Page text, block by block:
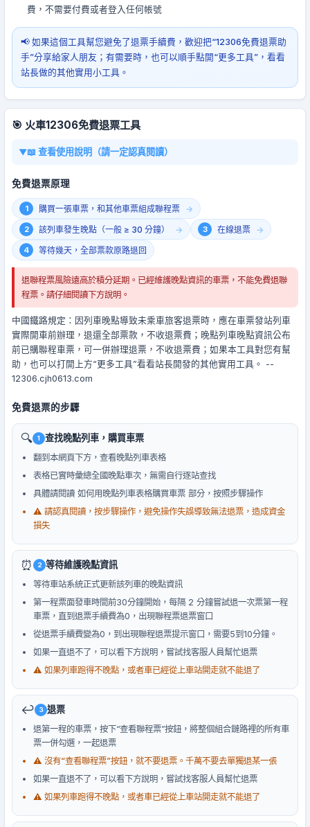
費，不需要付費或者登入任何帳號
📢 如果這個工具幫您避免了退票手續費，歡迎把“12306免費退票助
手”分享給家人朋友；有需要時，也可以順手點開“更多工具”，看看
站長做的其他實用小工具。
🎯 火車12306免費退票工具
📖 查看使用說明（請一定認真閱讀）
免費退票原理
購買一張車票，和其他車票組成聯程票
該列車發生晚點（一般 ≥ 30 分鐘）
在線退票
等待幾天，全部票款原路退回
退聯程票風險遠高於積分延期。已經維護晚點資訊的車票，不能免費退聯
程票。請仔細閱讀下方說明。
中國鐵路規定：因列車晚點導致未乘車旅客退票時，應在車票發站列車
實際開車前辦理，退還全部票款，不收退票費；晚點列車晚點資訊公布
前已購聯程車票，可一併辦理退票，不收退票費；如果本工具對您有幫
助，也可以打開上方“更多工具”看看站長開發的其他實用工具。 --
12306.cjh0613.com
免費退票的步驟
🔍 1 查找晚點列車，購買車票
翻到本網頁下方，查看晚點列車表格
表格已實時彙總全國晚點車次，無需自行逐站查找
具體請閱讀 如何用晚點列車表格購買車票 部分，按照步驟操作
⚠️ 請認真閱讀，按步驟操作，避免操作失誤導致無法退票，造成資金
損失
⏰ 2 等待維護晚點資訊
等待車站系統正式更新該列車的晚點資訊
第一程票面發車時間前30分鐘開始，每隔 2 分鐘嘗試退一次票第一程
車票，直到退票手續費為0，出現聯程票退票窗口
從退票手續費變為0，到出現聯程退票提示窗口，需要5到10分鐘。
如果一直退不了，可以看下方說明，嘗試找客服人員幫忙退票
⚠️ 如果列車跑得不晚點，或者車已經從上車站開走就不能退了
↩️ 3 退票
退第一程的車票，按下“查看聯程票”按鈕，將整個組合鏈路裡的所有車
票一併勾選，一起退票
⚠️ 沒有“查看聯程票”按鈕，就不要退票。千萬不要去單獨退某一張
如果一直退不了，可以看下方說明，嘗試找客服人員幫忙退票
⚠️ 如果列車跑得不晚點，或者車已經從上車站開走就不能退了